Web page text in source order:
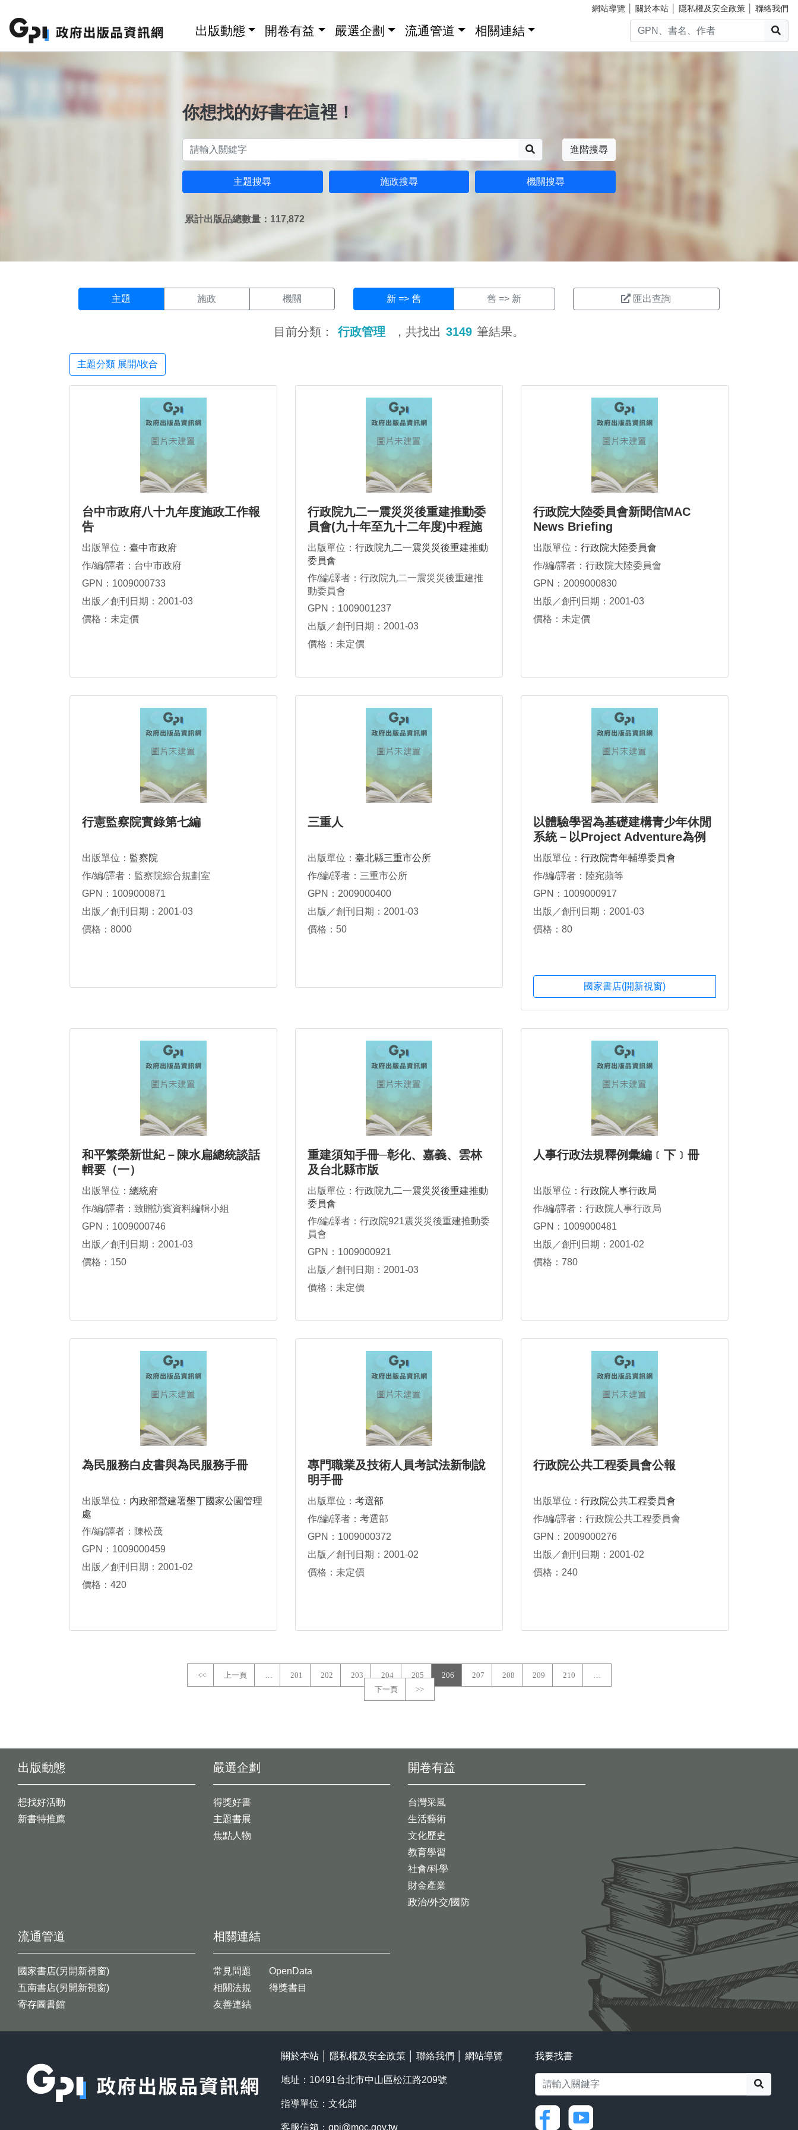
網站導覽 關於本站 隱私權及安全政策 聯絡我們
出版動態 開卷有益 嚴選企劃 流通管道 相關連結
你想找的好書在這裡！
進階搜尋
主題搜尋 施政搜尋 機關搜尋
累計出版品總數量：117,872
主題 施政 機關 新 => 舊 舊 => 新 匯出查詢
目前分類： 行政管理 ，共找出 3149 筆結果。
主題分類 展開/收合
台中市政府八十九年度施政工作報
告
出版單位： 臺中市政府
作/編/譯者：台中市政府
GPN：1009000733
出版／創刊日期：2001-03
價格：未定價
行政院九二一震災災後重建推動委
員會(九十年至九十二年度)中程施
政計畫
出版單位： 行政院九二一震災災後重建推動
委員會
作/編/譯者：行政院九二一震災災後重建推
動委員會
GPN：1009001237
出版／創刊日期：2001-03
價格：未定價
行政院大陸委員會新聞信MAC
News Briefing
出版單位： 行政院大陸委員會
作/編/譯者：行政院大陸委員會
GPN：2009000830
出版／創刊日期：2001-03
價格：未定價
行憲監察院實錄第七編
出版單位： 監察院
作/編/譯者：監察院綜合規劃室
GPN：1009000871
出版／創刊日期：2001-03
價格：8000
三重人
出版單位： 臺北縣三重市公所
作/編/譯者：三重市公所
GPN：2009000400
出版／創刊日期：2001-03
價格：50
以體驗學習為基礎建構青少年休閒
系統－以Project Adventure為例
出版單位： 行政院青年輔導委員會
作/編/譯者：陸宛蘋等
GPN：1009000917
出版／創刊日期：2001-03
價格：80
國家書店(開新視窗)
和平繁榮新世紀－陳水扁總統談話
輯要（一）
出版單位： 總統府
作/編/譯者：致贈訪賓資料編輯小組
GPN：1009000746
出版／創刊日期：2001-03
價格：150
重建須知手冊─彰化、嘉義、雲林
及台北縣市版
出版單位： 行政院九二一震災災後重建推動
委員會
作/編/譯者：行政院921震災災後重建推動委
員會
GPN：1009000921
出版／創刊日期：2001-03
價格：未定價
人事行政法規釋例彙編﹝下﹞冊
出版單位： 行政院人事行政局
作/編/譯者：行政院人事行政局
GPN：1009000481
出版／創刊日期：2001-02
價格：780
為民服務白皮書與為民服務手冊
出版單位： 內政部營建署墾丁國家公園管理
處
作/編/譯者：陳松茂
GPN：1009000459
出版／創刊日期：2001-02
價格：420
專門職業及技術人員考試法新制說
明手冊
出版單位： 考選部
作/編/譯者：考選部
GPN：1009000372
出版／創刊日期：2001-02
價格：未定價
行政院公共工程委員會公報
出版單位： 行政院公共工程委員會
作/編/譯者：行政院公共工程委員會
GPN：2009000276
出版／創刊日期：2001-02
價格：240
<< 上一頁 … 201 202 203 204 205 206 207 208 209 210
…
下一頁
>>
出版動態
想找好活動
新書特推薦
開卷有益
台灣采風
生活藝術
文化歷史
教育學習
社會/科學
財金產業
政治/外交/國防
嚴選企劃
得獎好書
主題書展
焦點人物
流通管道
國家書店(另開新視窗)
五南書店(另開新視窗)
寄存圖書館
相關連結
常見問題
相關法規
友善連結
OpenData
得獎書目
關於本站 隱私權及安全政策 聯絡我們 網站導覽
地址：10491台北市中山區松江路209號
指導單位：文化部
客服信箱： gpi@moc.gov.tw
我要找書